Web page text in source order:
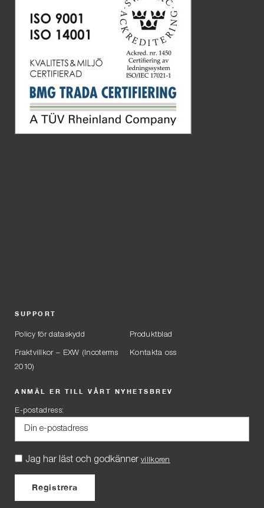
SUPPORT
Policy för dataskydd Produktblad
Fraktvillkor – EXW (Incoterms
2010)
Kontakta oss
ANMÄL ER TILL VÅRT NYHETSBREV
E-postadress:
Jag har läst och godkänner villkoren